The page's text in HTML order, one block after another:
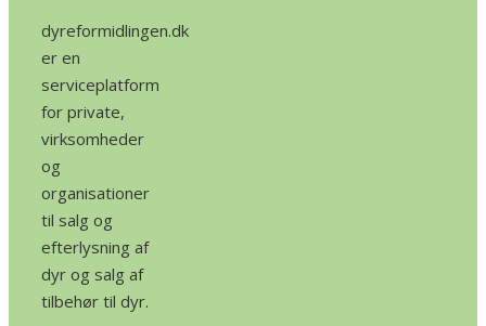
dyreformidlingen.dk
er en
serviceplatform
for private,
virksomheder
og
organisationer
til salg og
efterlysning af
dyr og salg af
tilbehør til dyr.